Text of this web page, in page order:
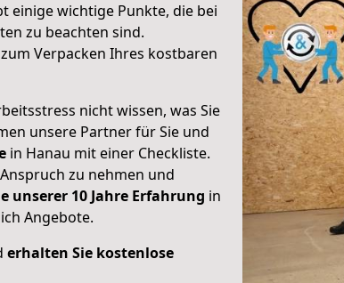
einige wichtige Punkte, die bei
zu beachten sind.
Verpacken Ihres kostbaren
nicht wissen, was Sie
unsere Partner für Sie und
in Hanau mit einer Checkliste.
zu nehmen und
unserer 10 Jahre Erfahrung in
Angebote.
erhalten Sie kostenlose